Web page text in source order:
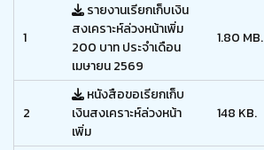
1
รายงานเรียกเก็บเงิน
สงเคราะห์ล่วงหน้าเพิ่ม
200 บาท ประจำเดือน
เมษายน 2569
1.80 MB.
2
หนังสือขอเรียกเก็บ
เงินสงเคราะห์ล่วงหน้า
เพิ่ม
148 KB.